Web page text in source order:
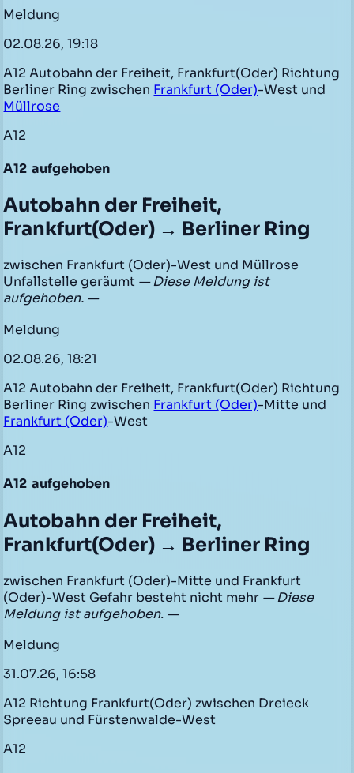
Meldung
02.08.26, 19:18
A12 Autobahn der Freiheit, Frankfurt(Oder) Richtung
Berliner Ring zwischen Frankfurt (Oder)-West und
Müllrose
A12
A12 aufgehoben
Autobahn der Freiheit,
Frankfurt(Oder) → Berliner Ring
zwischen Frankfurt (Oder)-West und Müllrose
Unfallstelle geräumt — Diese Meldung ist
aufgehoben. —
Meldung
02.08.26, 18:21
A12 Autobahn der Freiheit, Frankfurt(Oder) Richtung
Berliner Ring zwischen Frankfurt (Oder)-Mitte und
Frankfurt (Oder)-West
A12
A12 aufgehoben
Autobahn der Freiheit,
Frankfurt(Oder) → Berliner Ring
zwischen Frankfurt (Oder)-Mitte und Frankfurt
(Oder)-West Gefahr besteht nicht mehr — Diese
Meldung ist aufgehoben. —
Meldung
31.07.26, 16:58
A12 Richtung Frankfurt(Oder) zwischen Dreieck
Spreeau und Fürstenwalde-West
A12